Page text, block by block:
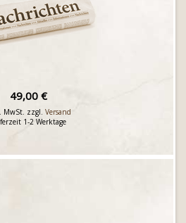
49,00 €
MwSt. zzgl. Versand
1-2 Werktage